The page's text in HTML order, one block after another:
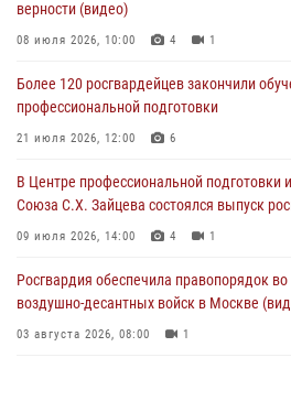
В Москве росгвардейцы задержали
на охранника торгового центра (видео)
В Главном управлении Росгвардии по
работы подразделений за прошедший
верности (видео)
08 июля 2026, 10:00 4 1
Более 120 росгвардейцев закончили
профессиональной подготовки
21 июля 2026, 12:00 6
В Центре профессиональной подготовки
Союза С.Х. Зайцева состоялся выпуск
09 июля 2026, 14:00 4 1
Росгвардия обеспечила правопорядок
воздушно-десантных войск в Москве
03 августа 2026, 08:00 1